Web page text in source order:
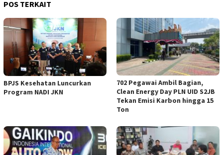
POS TERKAIT
BPJS Kesehatan Luncurkan
Program NADI JKN
702 Pegawai Ambil Bagian,
Clean Energy Day PLN UID S2JB
Tekan Emisi Karbon hingga 15
Ton